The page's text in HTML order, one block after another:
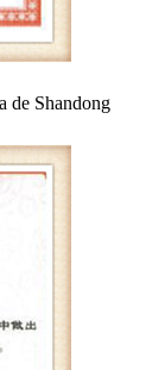
de Shandong